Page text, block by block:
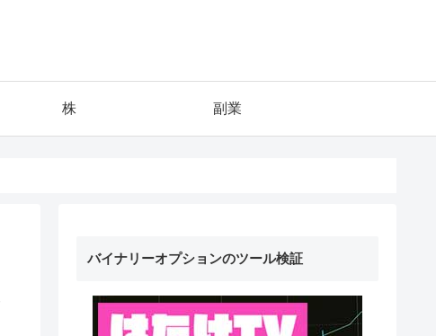
株 副業
バイナリーオプションのツール検証